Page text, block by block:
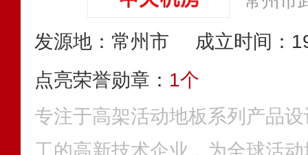
发源地：常州市
成立时间：
点亮荣誉勋章： 1个
专注于高架活动地板系列产品
工的高新技术企业，为全球活